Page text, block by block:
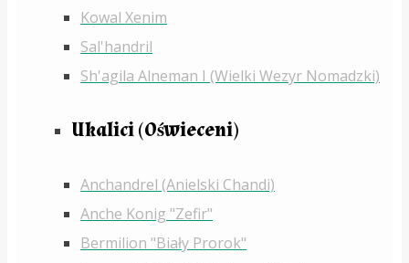
Kowal Xenim
Sal'handril
Sh'agila Alneman I (Wielki Wezyr Nomadzki)
Ukalici (Oświeceni)
Anchandrel (Anielski Chandi)
Anche Konig "Zefir"
Bermilion "Biały Prorok"